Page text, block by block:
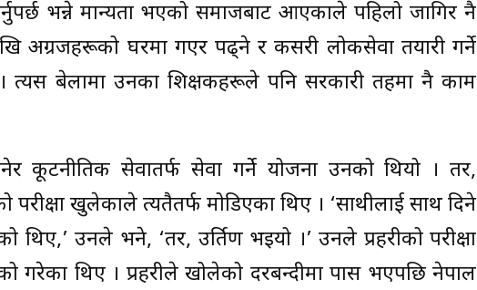
भन्ने मान्यता भएको समाजबाट आएकाले पहिलो जागिर नै
अग्रजहरूको घरमा गएर पढ्ने र कसरी लोकसेवा तयारी गर्ने
। त्यस बेलामा उनका शिक्षकहरूले पनि सरकारी तहमा नै काम
कूटनीतिक सेवातर्फ सेवा गर्ने योजना उनको थियो । तर,
परीक्षा खुलेकाले त्यतैतर्फ मोडिएका थिए । ‘साथीलाई साथ दिने
थिए,’ उनले भने, ‘तर, उर्तिण भइयो ।’ उनले प्रहरीको परीक्षा
गरेका थिए । प्रहरीले खोलेको दरबन्दीमा पास भएपछि नेपाल